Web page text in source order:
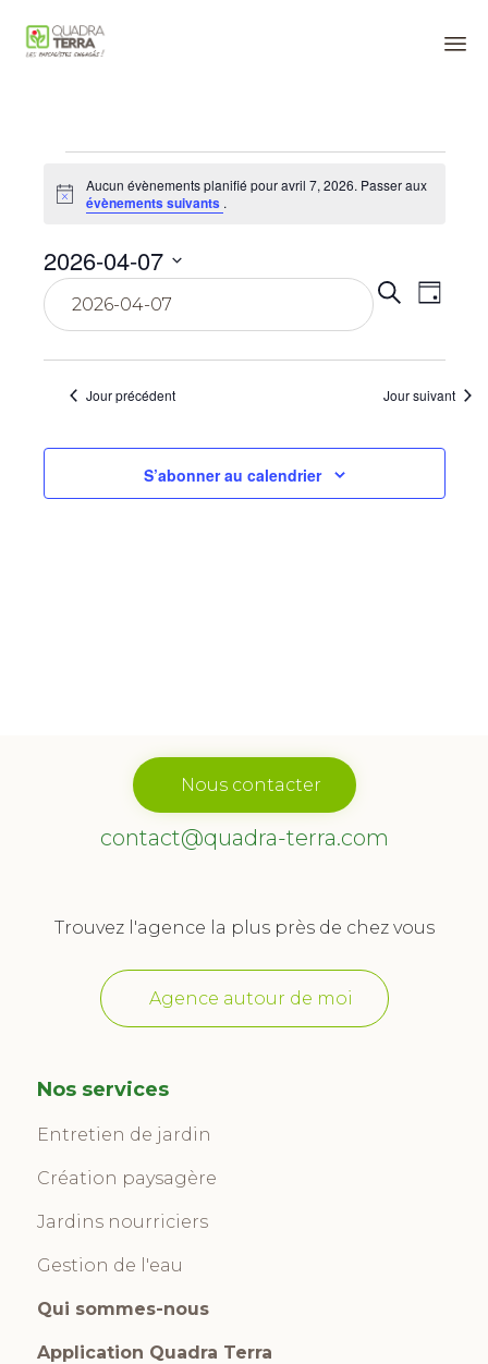
Évènements
for
avril
7,
2026
Notice
Aucun évènements planifié pour avril 7, 2026. Passer aux
évènements suivants .
Recherche
Jour
2026-04-07
Sélectionnez
date.
Jour précédent Jour suivant
S’abonner au calendrier
Nous contacter
contact@quadra-terra.com
Trouvez l'agence la plus près de chez vous
Agence autour de moi
Nos services
Entretien de jardin
Création paysagère
Jardins nourriciers
Gestion de l'eau
Qui sommes-nous
Application Quadra Terra